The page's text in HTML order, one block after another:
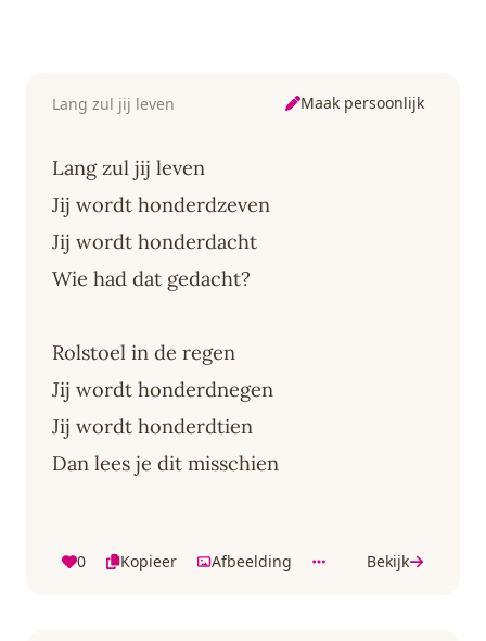
Lang zul jij leven Maak persoonlijk
Lang zul jij leven
Jij wordt honderdzeven
Jij wordt honderdacht
Wie had dat gedacht?
Rolstoel in de regen
Jij wordt honderdnegen
Jij wordt honderdtien
Dan lees je dit misschien
0 Kopieer Afbeelding Bekijk